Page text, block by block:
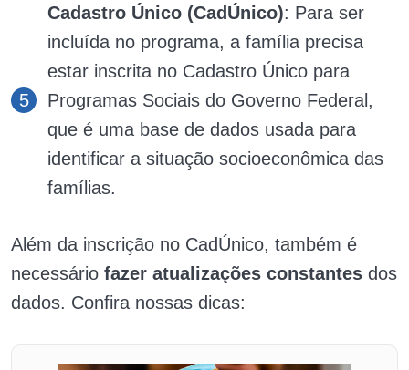
Cadastro Único (CadÚnico): Para ser
incluída no programa, a família precisa
estar inscrita no Cadastro Único para
Programas Sociais do Governo Federal,
que é uma base de dados usada para
identificar a situação socioeconômica das
famílias.
Além da inscrição no CadÚnico, também é
necessário fazer atualizações constantes dos
dados. Confira nossas dicas: